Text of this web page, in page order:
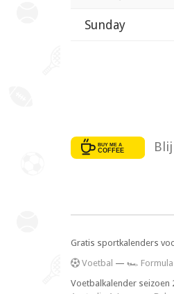
Sunday
Gratis sportkalenders
Voetbal — 🏎️ Formula
Voetbalkalender seizoen